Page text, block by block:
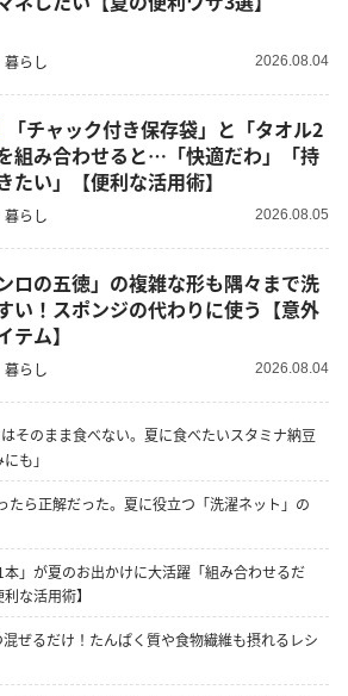
暮らし 2026.08.04
組み合わせると…「快適だわ」「持
たい」【便利な活用術】
暮らし 2026.08.05
ンロの五徳」の複雑な形も隅々まで洗
い！スポンジの代わりに使う【意外
テム】
暮らし 2026.08.04
そのまま食べない。夏に食べたいスタミナ納豆
も」
たら正解だった。夏に役立つ「洗濯ネット」の
」が夏のお出かけに大活躍「組み合わせるだ
な活用術】
ぜるだけ！たんぱく質や食物繊維も摂れるレシ